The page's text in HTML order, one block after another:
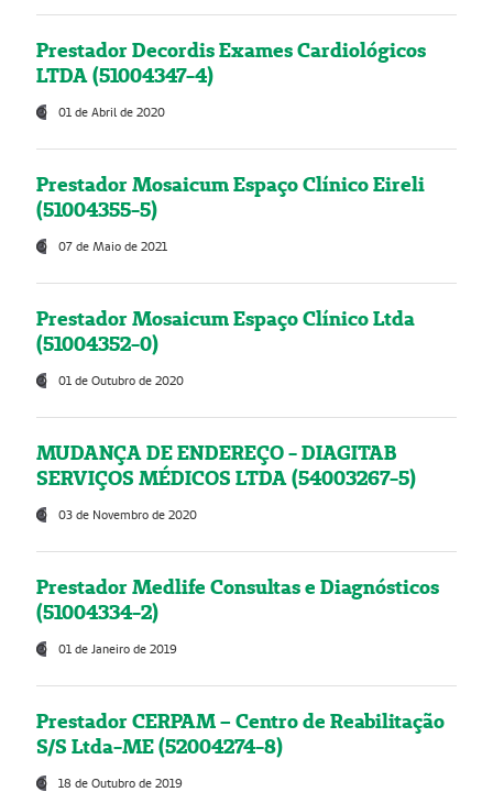
Prestador Decordis Exames Cardiológicos
LTDA (51004347-4)
01 de Abril de 2020
Prestador Mosaicum Espaço Clínico Eireli
(51004355-5)
07 de Maio de 2021
Prestador Mosaicum Espaço Clínico Ltda
(51004352-0)
01 de Outubro de 2020
MUDANÇA DE ENDEREÇO - DIAGITAB
SERVIÇOS MÉDICOS LTDA (54003267-5)
03 de Novembro de 2020
Prestador Medlife Consultas e Diagnósticos
(51004334-2)
01 de Janeiro de 2019
Prestador CERPAM – Centro de Reabilitação
S/S Ltda-ME (52004274-8)
18 de Outubro de 2019